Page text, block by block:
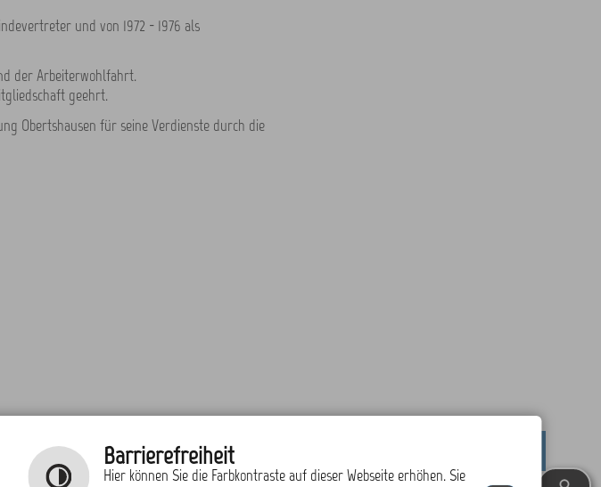
und von 1972 - 1976 als
der Arbeiterwohlfahrt.
geehrt.
Obertshausen für seine Verdienste durch die
Barrierefreiheit
Hier können Sie die Farbkontraste auf dieser Webseite erhöhen. Sie